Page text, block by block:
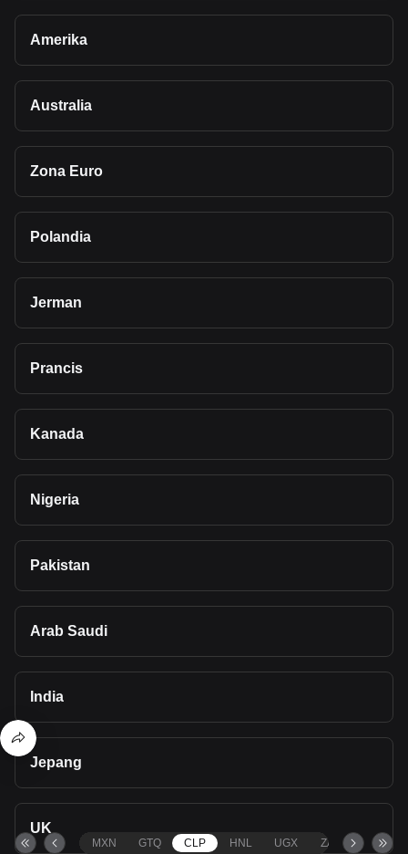
Amerika
Australia
Zona Euro
Polandia
Jerman
Prancis
Kanada
Nigeria
Pakistan
Arab Saudi
India
Jepang
UK
MXN GTQ CLP HNL UGX ZAR TND